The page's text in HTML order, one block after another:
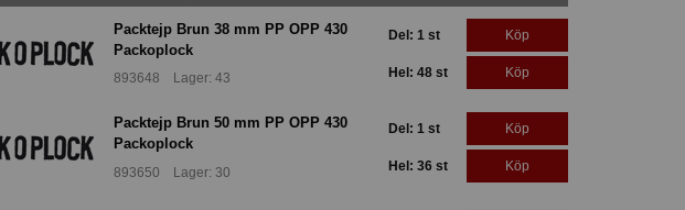
Packtejp Brun 38 mm PP OPP 430
Packoplock
893648 Lager: 43
Del: 1 st Köp
Hel: 48 st Köp
Packtejp Brun 50 mm PP OPP 430
Packoplock
893650 Lager: 30
Del: 1 st Köp
Hel: 36 st Köp